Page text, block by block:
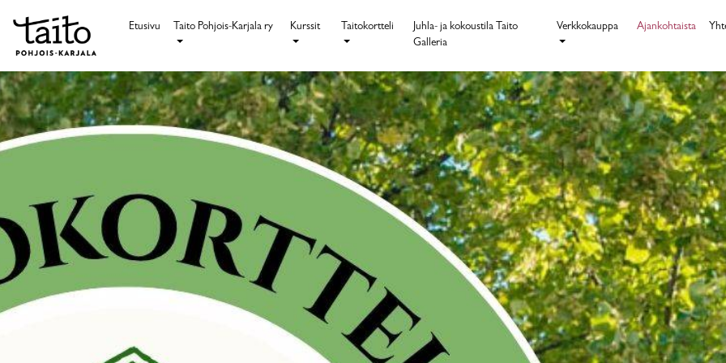
Etusivu Taito Pohjois-Karjala ry Kurssit Taitokortteli
Juhla- ja kokoustila Taito
Galleria
Verkkokauppa Ajankohtaista